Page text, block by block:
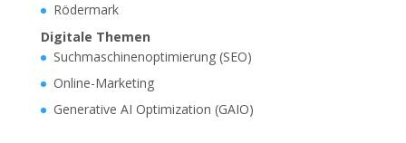
Rödermark
Digitale Themen
Suchmaschinenoptimierung (SEO)
Online-Marketing
Generative AI Optimization (GAIO)